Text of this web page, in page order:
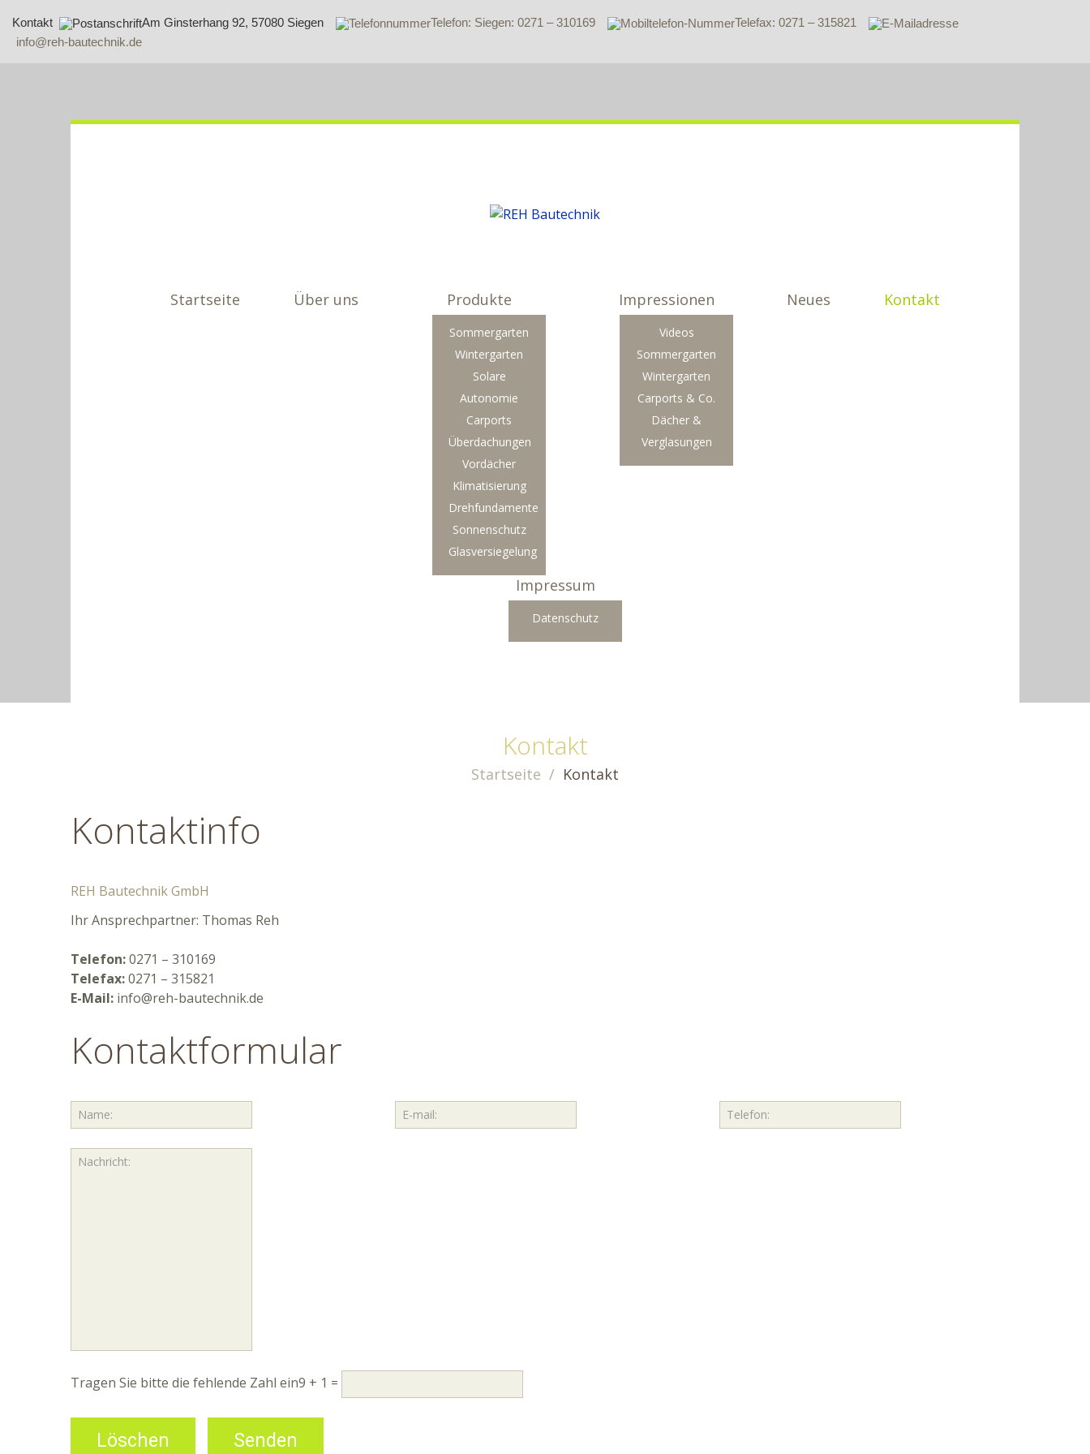
Kontakt Am Ginsterhang 92, 57080 Siegen Telefon: Siegen: 0271 – 310169
Telefax: 0271 – 315821
info@reh-bautechnik.de
Startseite Über uns Produkte
Sommergarten
Wintergarten
Solare
Autonomie
Carports
Überdachungen
Vordächer
Klimatisierung
Drehfundamente
Sonnenschutz
Glasversiegelung
Impressionen
Videos
Sommergarten
Wintergarten
Carports & Co.
Dächer &
Verglasungen
Neues Kontakt
Impressum
Datenschutz
Kontakt
Startseite Kontakt
Kontaktinfo
REH Bautechnik GmbH
Ihr Ansprechpartner: Thomas Reh
Telefon:0271 – 310169
Telefax:0271 – 315821
E-Mail: info@reh-bautechnik.de
Kontaktformular
Tragen Sie bitte die fehlende Zahl ein9 + 1 =